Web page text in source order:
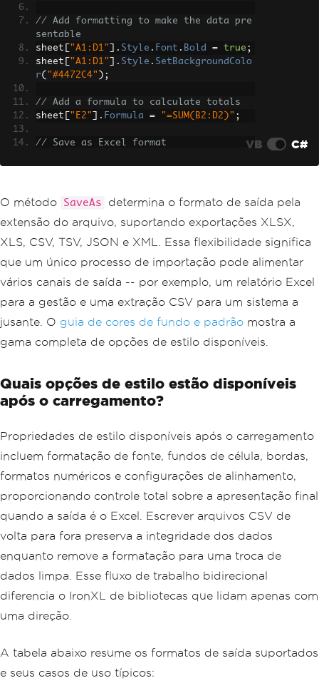
// Add formatting to make the data pre
sentable
sheet
"A1:D1" ]. Style . Font . Bold = true ;
sheet
"A1:D1" ]. Style . SetBackgroundColo
r( "#4472C4" );
// Add a formula to calculate totals
sheet
"E2" ]. Formula = "=SUM(B2:D2)" ;
// Save as Excel format
// Or save back to CSV when needed
ocessed.csv");
VB C#
O método SaveAs
determina o formato de saída pela
extensão do arquivo, suportando exportações XLSX,
XLS, CSV, TSV, JSON e XML. Essa flexibilidade significa
que um único processo de importação pode alimentar
vários canais de saída -- por exemplo, um relatório Excel
para a gestão e uma extração CSV para um sistema a
jusante. O guia de cores de fundo e padrão mostra a
gama completa de opções de estilo disponíveis.
Quais opções de estilo estão disponíveis
após o carregamento?
Propriedades de estilo disponíveis após o carregamento
incluem formatação de fonte, fundos de célula, bordas,
formatos numéricos e configurações de alinhamento,
proporcionando controle total sobre a apresentação final
quando a saída é o Excel. Escrever arquivos CSV de
volta para fora preserva a integridade dos dados
enquanto remove a formatação para uma troca de
dados limpa. Esse fluxo de trabalho bidirecional
diferencia o IronXL de bibliotecas que lidam apenas com
uma direção.
A tabela abaixo resume os formatos de saída suportados
e seus casos de uso típicos: